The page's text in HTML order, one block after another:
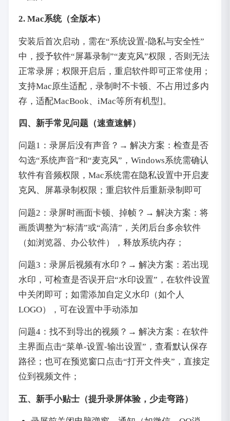
2. Mac系统（全版本）
安装后首次启动，需在“系统设置-隐私与安全性”
中，授予软件“屏幕录制”“麦克风”权限，否则无法
正常录屏；权限开启后，重启软件即可正常使用；
支持Mac原生适配，录制时不卡顿、不占用过多内
存，适配MacBook、iMac等所有机型]。
四、新手常见问题（速查速解）
问题1：录屏后没有声音？→ 解决方案：检查是否
勾选“系统声音”和“麦克风”，Windows系统需确认
软件有音频权限，Mac系统需在隐私设置中开启麦
克风、屏幕录制权限；重启软件后重新录制即可
问题2：录屏时画面卡顿、掉帧？→ 解决方案：将
画质调整为“标清”或“高清”，关闭后台多余软件
（如浏览器、办公软件），释放系统内存；
问题3：录屏后视频有水印？→ 解决方案：若出现
水印，可检查是否误开启“水印设置”，在软件设置
中关闭即可；如需添加自定义水印（如个人
LOGO），可在设置中手动添加
问题4：找不到导出的视频？→ 解决方案：在软件
主界面点击“菜单-设置-输出设置”，查看默认保存
路径；也可在预览窗口点击“打开文件夹”，直接定
位到视频文件；
五、新手小贴士（提升录屏体验，少走弯路）